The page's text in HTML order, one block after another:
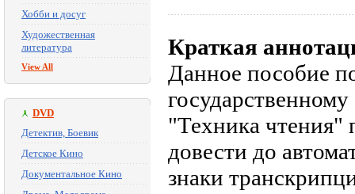
Хобби и досуг
Художественная
литература
View All
DVD
Детектив, Боевик
Детское Кино
Документальное Кино
Краткая
Данное пособие
"Техника чтения"
довести до
знаки